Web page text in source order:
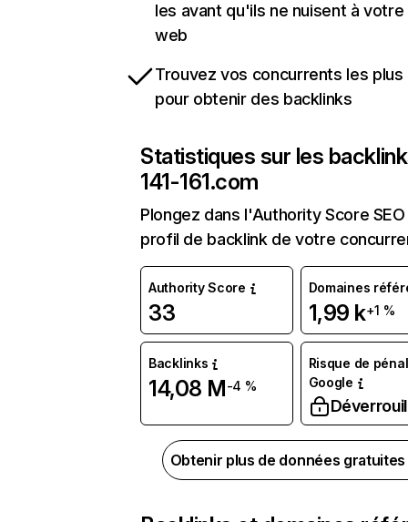
les avant qu'ils ne nuisent à
web
Trouvez vos concurrents les
pour obtenir des backlinks
Statistiques sur les
141-161.com
Plongez dans l'Authority Score
profil de backlink de votre
Authority Score
33
Domaines
1,99 k+1 %
Backlinks
14,08 M-4 %
Risque de
Google
Obtenir plus de données